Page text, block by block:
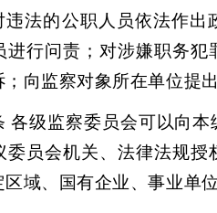
违法的公职人员依法作
进行问责；对涉嫌职务
向监察对象所在单位提出
各级监察委员会可以向
委员会机关、法律法规
域、国有企业、事业单